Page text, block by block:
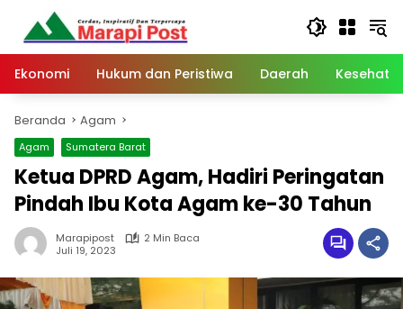
Langsung
konten
Ekonomi
Hukum dan Peristiwa Daerah
Beranda Agam
Agam Sumatera Barat
Ketua DPRD Agam, Hadiri Peringatan
Pindah Ibu Kota Agam ke-30 Tahun
Marapipost
2 Min Baca
Juli 19, 2023